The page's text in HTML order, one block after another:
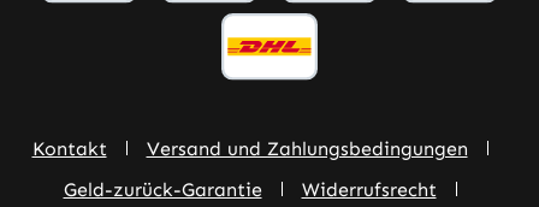
Kontakt
Versand und Zahlungsbedingungen
Geld-zurück-Garantie
Widerrufsrecht